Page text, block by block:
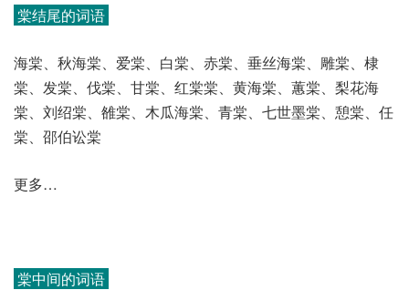
棠结尾的词语
海棠、秋海棠、爱棠、白棠、赤棠、垂丝海棠、雕棠、棣
棠、发棠、伐棠、甘棠、红棠棠、黄海棠、蕙棠、梨花海
棠、刘绍棠、雒棠、木瓜海棠、青棠、七世墨棠、憩棠、任
棠、邵伯讼棠
更多…
棠中间的词语